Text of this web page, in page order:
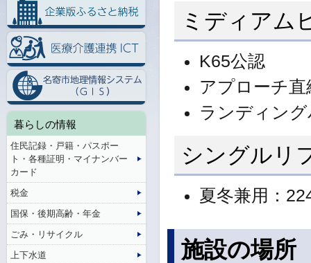
ミディアム
K65公認
アプローチ
ランディン
シングルリ
夏冬兼用：
施設の場所
暮らしの情報
住民記録・戸籍・パスポー
ト・各種証明・マイナンバー
カード
税金
国保・後期高齢・年金
ごみ・リサイクル
上下水道